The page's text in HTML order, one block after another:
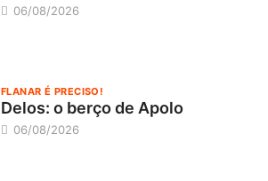
06/08/2026
FLANAR É PRECISO!
Delos: o berço de Apolo
06/08/2026